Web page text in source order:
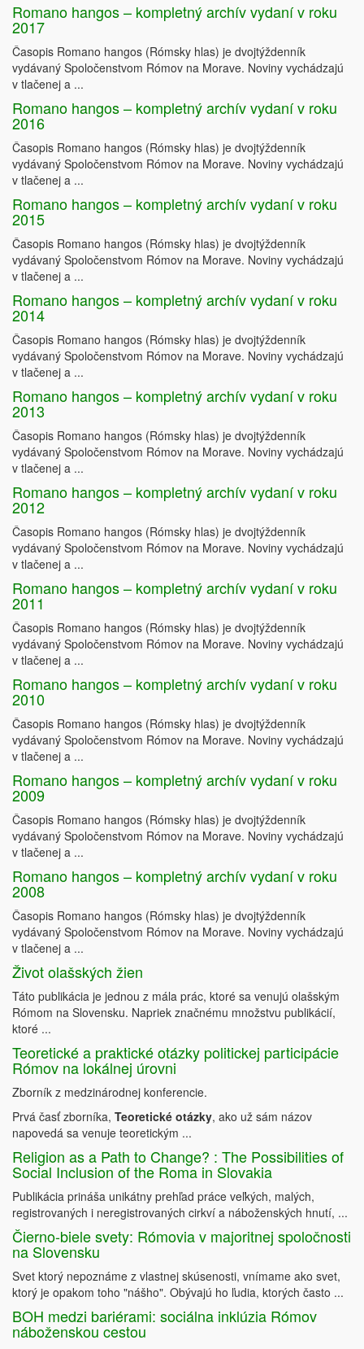
Romano hangos – kompletný archív vydaní v roku
2017
Časopis Romano hangos (Rómsky hlas) je dvojtýždenník
vydávaný Spoločenstvom Rómov na Morave. Noviny vychádzajú
v tlačenej a ...
Romano hangos – kompletný archív vydaní v roku
2016
Časopis Romano hangos (Rómsky hlas) je dvojtýždenník
vydávaný Spoločenstvom Rómov na Morave. Noviny vychádzajú
v tlačenej a ...
Romano hangos – kompletný archív vydaní v roku
2015
Časopis Romano hangos (Rómsky hlas) je dvojtýždenník
vydávaný Spoločenstvom Rómov na Morave. Noviny vychádzajú
v tlačenej a ...
Romano hangos – kompletný archív vydaní v roku
2014
Časopis Romano hangos (Rómsky hlas) je dvojtýždenník
vydávaný Spoločenstvom Rómov na Morave. Noviny vychádzajú
v tlačenej a ...
Romano hangos – kompletný archív vydaní v roku
2013
Časopis Romano hangos (Rómsky hlas) je dvojtýždenník
vydávaný Spoločenstvom Rómov na Morave. Noviny vychádzajú
v tlačenej a ...
Romano hangos – kompletný archív vydaní v roku
2012
Časopis Romano hangos (Rómsky hlas) je dvojtýždenník
vydávaný Spoločenstvom Rómov na Morave. Noviny vychádzajú
v tlačenej a ...
Romano hangos – kompletný archív vydaní v roku
2011
Časopis Romano hangos (Rómsky hlas) je dvojtýždenník
vydávaný Spoločenstvom Rómov na Morave. Noviny vychádzajú
v tlačenej a ...
Romano hangos – kompletný archív vydaní v roku
2010
Časopis Romano hangos (Rómsky hlas) je dvojtýždenník
vydávaný Spoločenstvom Rómov na Morave. Noviny vychádzajú
v tlačenej a ...
Romano hangos – kompletný archív vydaní v roku
2009
Časopis Romano hangos (Rómsky hlas) je dvojtýždenník
vydávaný Spoločenstvom Rómov na Morave. Noviny vychádzajú
v tlačenej a ...
Romano hangos – kompletný archív vydaní v roku
2008
Časopis Romano hangos (Rómsky hlas) je dvojtýždenník
vydávaný Spoločenstvom Rómov na Morave. Noviny vychádzajú
v tlačenej a ...
Život olašských žien
Táto publikácia je jednou z mála prác, ktoré sa venujú olašským
Rómom na Slovensku. Napriek značnému množstvu publikácií,
ktoré ...
Teoretické a praktické otázky politickej participácie
Rómov na lokálnej úrovni
Zborník z medzinárodnej konferencie.
Prvá časť zborníka, Teoretické otázky, ako už sám názov
napovedá sa venuje teoretickým ...
Religion as a Path to Change? : The Possibilities of
Social Inclusion of the Roma in Slovakia
Publikácia prináša unikátny prehľad práce veľkých, malých,
registrovaných i neregistrovaných cirkví a náboženských hnutí, ...
Čierno-biele svety: Rómovia v majoritnej spoločnosti
na Slovensku
Svet ktorý nepoznáme z vlastnej skúsenosti, vnímame ako svet,
ktorý je opakom toho "nášho". Obývajú ho ľudia, ktorých často ...
BOH medzi bariérami: sociálna inklúzia Rómov
náboženskou cestou